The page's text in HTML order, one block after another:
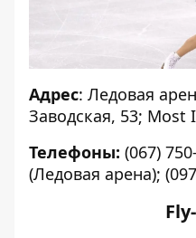
Адрес: Ледовая
Заводская, 53; Most
Телефоны: (067)
(Ледовая арена);